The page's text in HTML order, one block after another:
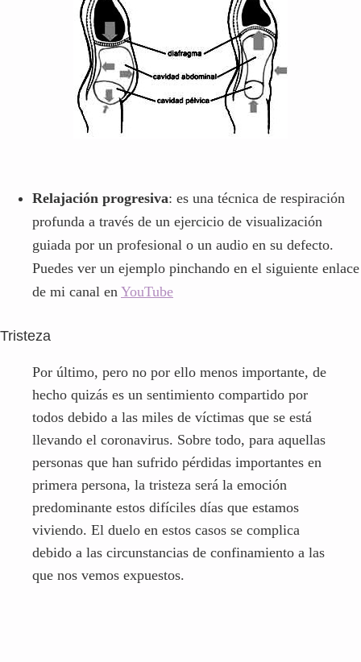
Relajación progresiva: es una técnica de respiración
profunda a través de un ejercicio de visualización
guiada por un profesional o un audio en su defecto.
Puedes ver un ejemplo pinchando en el siguiente enlace
Tristeza
Por último, pero no por ello menos importante, de
hecho quizás es un sentimiento compartido por
todos debido a las miles de víctimas que se está
llevando el coronavirus. Sobre todo, para aquellas
primera persona, la tristeza será la emoción
predominante estos difíciles días que estamos
viviendo. El duelo en estos casos se complica
debido a las circunstancias de confinamiento a las
que nos vemos expuestos.